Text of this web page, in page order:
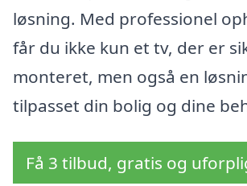
løsning. Med professionel
får du ikke kun et tv, der er
monteret, men også en
tilpasset din bolig og dine
Få 3 tilbud, gratis og